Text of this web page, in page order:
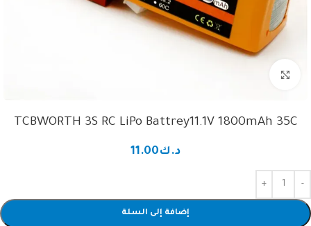
TCBWORTH 3S RC LiPo Battrey11.1V 1800mAh 35C
د.ك11.00
إضافة إلى السلة